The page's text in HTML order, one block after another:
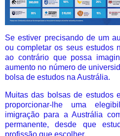
Se estiver precisando de um
ou completar os seus estudos
ao contrário que possa
aumento no número de
bolsa de estudos na Austrália.
Muitas das bolsas de estudos
proporcionar-lhe uma
imigração para a Austrália
permanente, desde que